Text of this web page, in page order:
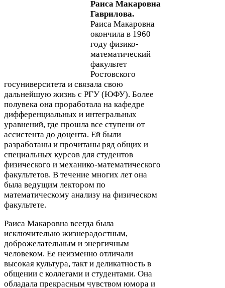
Раиса Макаровна
Гаврилова.
Раиса Макаровна
окончила в 1960
году физико-​
математический
факультет
Ростовского
госуниверситета и связала свою
дальнейшую жизнь с РГУ (ЮФУ). Более
полувека она проработала на кафедре
дифференциальных и интегральных
уравнений, где прошла все ступени от
ассистента до доцента. Ей были
разработаны и прочитаны ряд общих и
специальных курсов для студентов
физического и механико-​математического
факультетов. В течение многих лет она
была ведущим лектором по
математическому анализу на физическом
факультете.
Раиса Макаровна всегда была
исключительно жизнерадостным,
доброжелательным и энергичным
человеком. Ее неизменно отличали
высокая культура, такт и деликатность в
общении с коллегами и студентами. Она
обладала прекрасным чувством юмора и